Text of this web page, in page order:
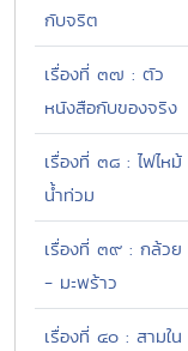
กับจริต
เรื่องที่ ๓๗ : ตัว
หนังสือกับของจริง
เรื่องที่ ๓๘ : ไฟไหม้
น้ำท่วม
เรื่องที่ ๓๙ : กล้วย
- มะพร้าว
เรื่องที่ ๔๐ : สามใน